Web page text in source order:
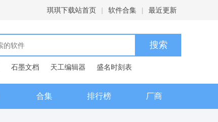
琪琪下载站首页 | 软件合集 | 最近更新
石墨文档 天工编辑器
盛名时刻表
合集 排行榜 厂商